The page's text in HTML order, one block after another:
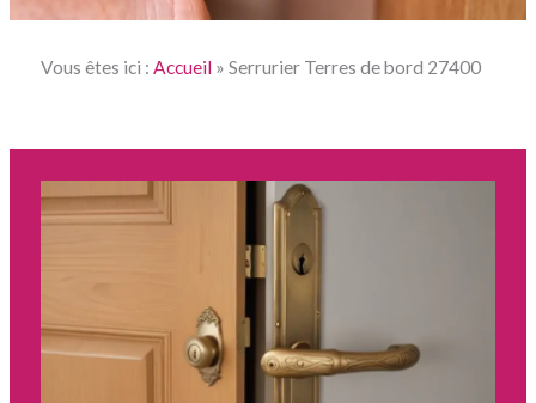
Vous êtes ici : Accueil» Serrurier Terres de bord 27400